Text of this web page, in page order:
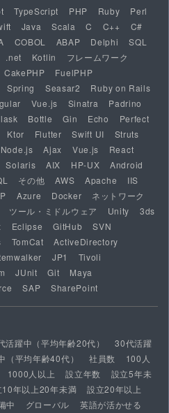
TypeScript PHP Ruby
Perl
Java Scala C C++
C#
COBOL ABAP Delphi
SQL
.net Kotlin
フレームワーク
CakePHP
FuelPHP
Spring Seasar2
Ruby on Rails
Vue.js Sinatra
Padrino
Bottle Gin Echo
Perfect
Ktor Flutter Swift UI
Struts
Node.js Ajax Vue.js
React
Solaris AIX HP-UX
Android
その他 AWS Apache
IIS
Azure Docker
ネットワーク
ツール・ミドルウェア Unity
3ds
Eclipse GitHub
SVN
TomCat
ActiveDirectory
JP1
Tivoli
JUnit Git
Maya
SAP SharePoint
活躍中（平均年齢20代）
30代活躍
（平均年齢40代） 社員数
100人
1000人以上 設立年数
設立5年未
10年以上20年未満
設立20年以上
中 グローバル 英語が活かせる